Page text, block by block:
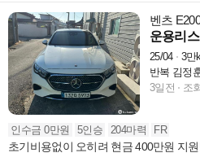
벤츠
운용리
25/04 3만
반복 김정
3일전
조
인수금 0만원 5인승 204마력 FR
초기비용없이 오히려 현금 400만원 지